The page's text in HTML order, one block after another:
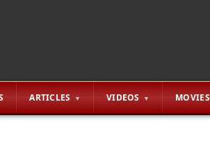
ARTICLES VIDEOS MOVIES